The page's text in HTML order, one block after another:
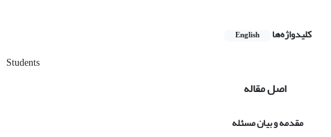
کلیدواژه‌ها English
Students
اصل مقاله
مقدمه و بیان مسئله